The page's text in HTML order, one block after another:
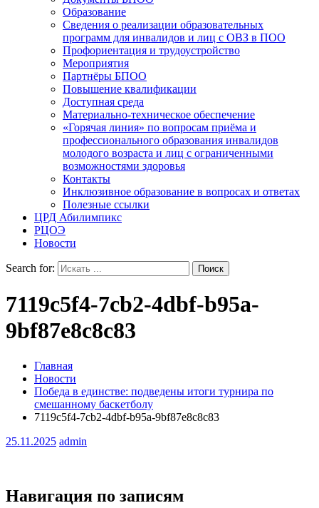
Образование
Сведения о реализации образовательных
программ для инвалидов и лиц с ОВЗ в ПОО
Профориентация и трудоустройство
Мероприятия
Партнёры БПОО
Повышение квалификации
Доступная среда
Материально-техническое обеспечение
«Горячая линия» по вопросам приёма и
профессионального образования инвалидов
молодого возраста и лиц с ограниченными
возможностями здоровья
Контакты
Инклюзивное образование в вопросах и ответах
Полезные ссылки
ЦРД Абилимпикс
РЦОЭ
Новости
Search for:
7119c5f4-7cb2-4dbf-b95a-
9bf87e8c8c83
Главная
Новости
Победа в единстве: подведены итоги турнира по
смешанному баскетболу
7119c5f4-7cb2-4dbf-b95a-9bf87e8c8c83
25.11.2025 admin
Навигация по записям